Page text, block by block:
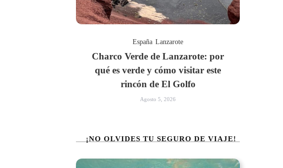
España Lanzarote
Charco Verde de Lanzarote: por
qué es verde y cómo visitar este
rincón de El Golfo
Agosto 5, 2026
¡NO OLVIDES TU SEGURO DE VIAJE!